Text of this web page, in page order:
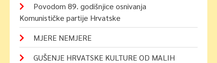
Povodom 89. godišnjice osnivanja
Komunističke partije Hrvatske
MJERE NEMJERE
GUŠENJE HRVATSKE KULTURE OD MALIH